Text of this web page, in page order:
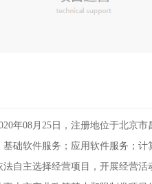
年08月25日，注册地位于北京
础软件服务；应用软件服务；
自主选择经营项目，开展经营